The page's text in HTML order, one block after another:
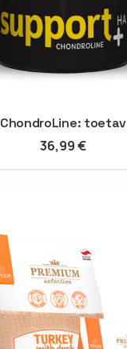
ChondroLine: toetav
36,99€